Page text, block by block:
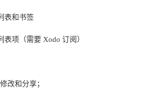
表和书签
项（需要 Xodo 订阅）
改和分享；